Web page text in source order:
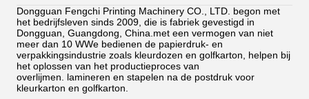
Dongguan Fengchi Printing Machinery CO., LTD. begon met
het bedrijfsleven sinds 2009, die is fabriek gevestigd in
Dongguan, Guangdong, China.met een vermogen van niet
meer dan 10 WWe bedienen de papierdruk- en
verpakkingsindustrie zoals kleurdozen en golfkarton, helpen bij
het oplossen van het productieproces van
overlijmen.
lamineren en stapelen na de postdruk voor
kleurkarton en golfkarton.